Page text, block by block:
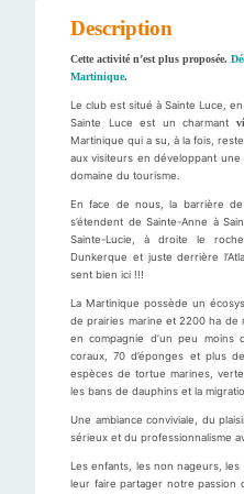
Description
Cette activité n’est plus proposée.
Martinique.
Le club est situé à Sainte Luce,
Sainte Luce est un charmant
Martinique qui a su, à la fois,
aux visiteurs en développant une
domaine du tourisme.
En face de nous, la barrière
s’étendent de Sainte-Anne à
Sainte-Lucie, à droite le
Dunkerque et juste derrière
sent bien ici !!!
La Martinique possède un
de prairies marine et 2200 ha de
en compagnie d’un peu
coraux, 70 d’éponges et plus
espèces de tortue marines,
les bans de dauphins et la
Une ambiance conviviale, du
sérieux et du professionnalisme
Les enfants, les non nageurs,
leur faire partager notre passion